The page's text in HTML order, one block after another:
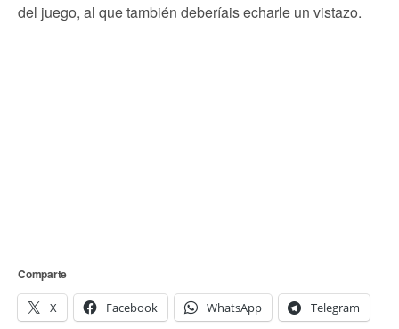
del juego, al que también deberíais echarle un vistazo.
Comparte
X Facebook WhatsApp Telegram